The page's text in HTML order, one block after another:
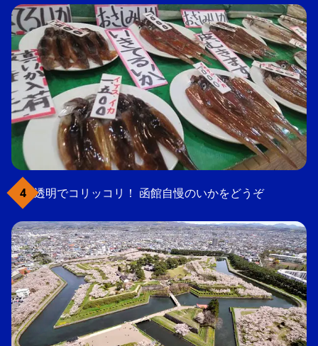
透明でコリッコリ！ 函館自慢のいかをどうぞ